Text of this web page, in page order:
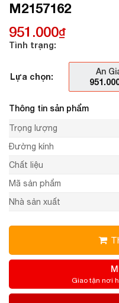
M2157162
951.000₫
Tình trạng:
Lựa chọn:
An
Thông tin sản phẩm
Trọng lượng
Đường kính
Chất liệu
Mã sản phẩm
Nhà sản xuất
Giao tận nơi